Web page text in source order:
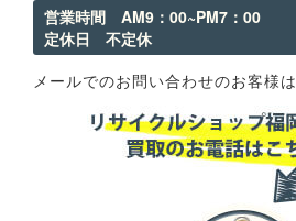
営業時間 AM9：00~PM7：00
定休日 不定休
メールでのお問い合わせのお客様は